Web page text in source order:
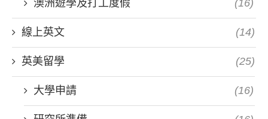
澳洲遊學及打工度假 (16)
線上英文 (14)
英美留學 (25)
大學申請 (16)